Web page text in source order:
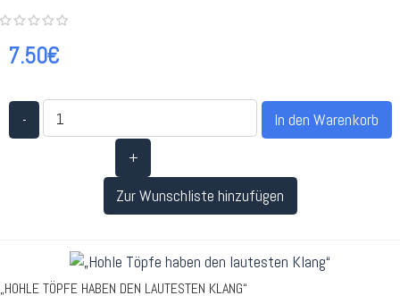
7.50€
-
+
Zur Wunschliste hinzufügen
„HOHLE TÖPFE HABEN DEN LAUTESTEN KLANG“